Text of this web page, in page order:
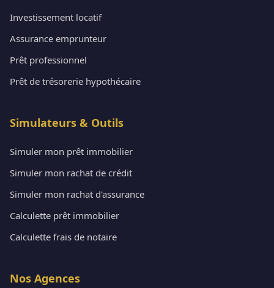
Investissement locatif
Assurance emprunteur
Prêt professionnel
Prêt de trésorerie hypothécaire
Simulateurs & Outils
Simuler mon prêt immobilier
Simuler mon rachat de crédit
Simuler mon rachat d'assurance
Calculette prêt immobilier
Calculette frais de notaire
Nos Agences